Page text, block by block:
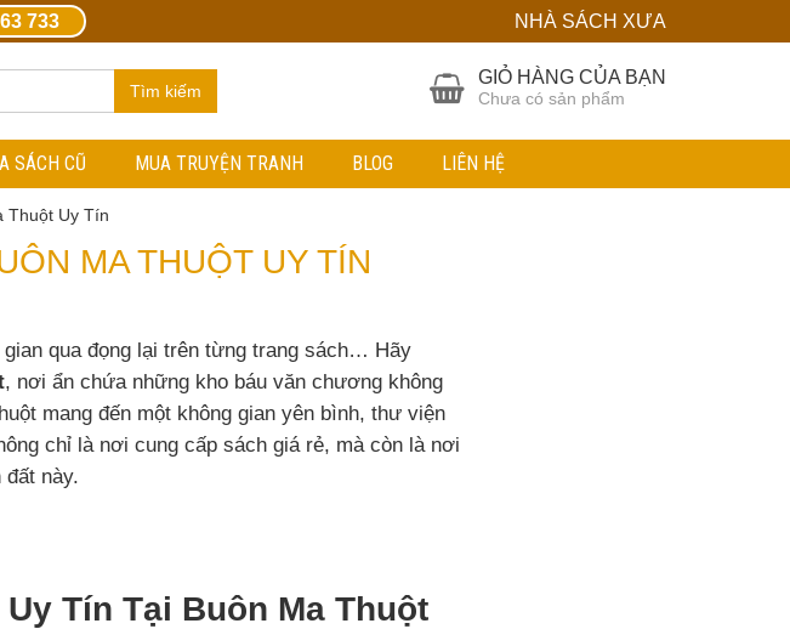
733 NHÀ SÁCH XƯA
Tìm kiếm
GIỎ HÀNG CỦA BẠN
Chưa có sản phẩm
SÁCH CŨ MUA TRUYỆN TRANH BLOG LIÊN HỆ
Thuột Uy Tín
MA THUỘT UY TÍN
qua đọng lại trên từng trang sách… Hãy
, nơi ẩn chứa những kho báu văn chương không
mang đến một không gian yên bình, thư viện
chỉ là nơi cung cấp sách giá rẻ, mà còn là nơi
này.
Tín Tại Buôn Ma Thuột